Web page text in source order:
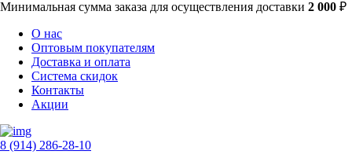
Минимальная сумма заказа для осуществления доставки 2 000 ₽
О нас
Оптовым покупателям
Доставка и оплата
Система скидок
Контакты
Акции
8 (914) 286-28-10